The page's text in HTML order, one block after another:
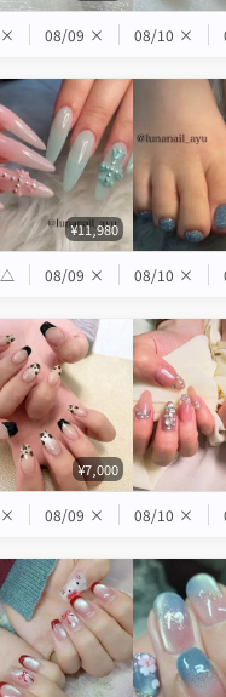
× 08/09 × 08/10 ×
¥11,980
△ 08/09 × 08/10 ×
¥7,000
× 08/09 × 08/10 ×